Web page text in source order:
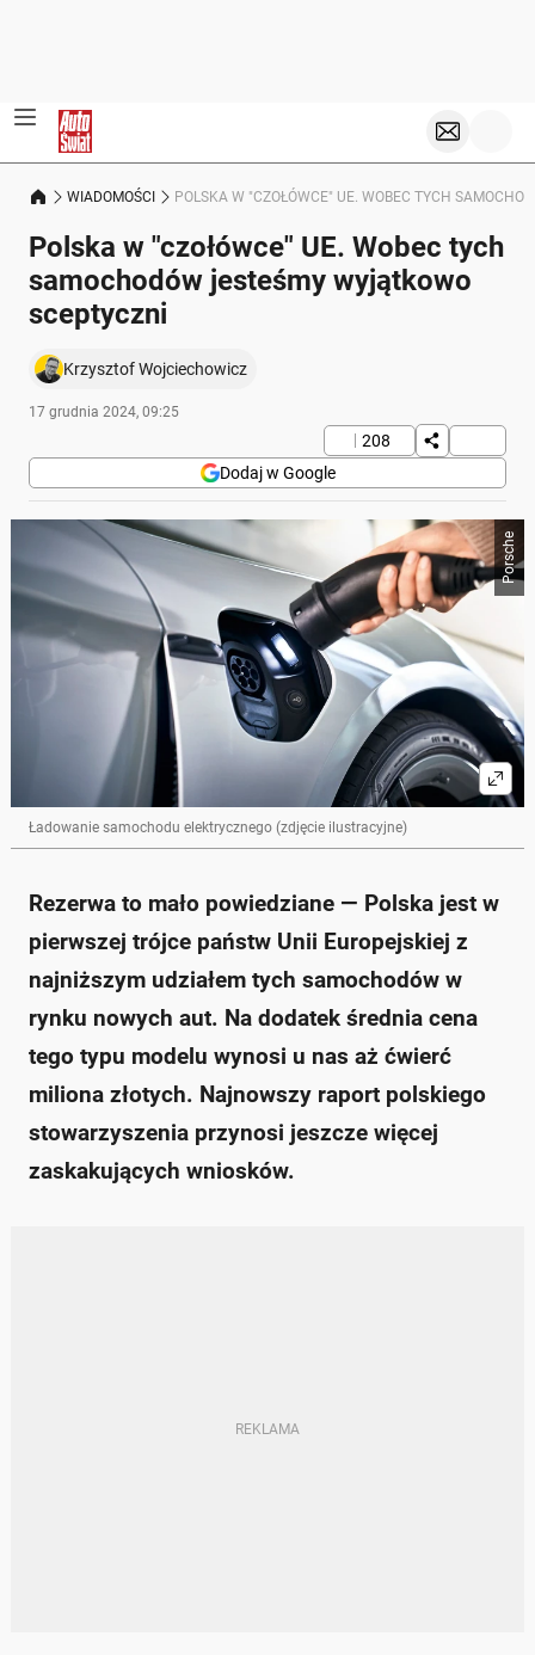
WIADOMOŚCI POLSKA W "CZOŁÓWCE" UE. WOBEC TYCH
Polska w "czołówce" UE. Wobec tych
samochodów jesteśmy wyjątkowo
sceptyczni
Krzysztof Wojciechowicz
17 grudnia 2024, 09:25
208
Dodaj w Google
Porsche
Ładowanie samochodu elektrycznego (zdjęcie ilustracyjne)
Rezerwa to mało powiedziane — Polska jest w
pierwszej trójce państw Unii Europejskiej z
najniższym udziałem tych samochodów w
rynku nowych aut. Na dodatek średnia cena
tego typu modelu wynosi u nas aż ćwierć
miliona złotych. Najnowszy raport polskiego
stowarzyszenia przynosi jeszcze więcej
zaskakujących wniosków.